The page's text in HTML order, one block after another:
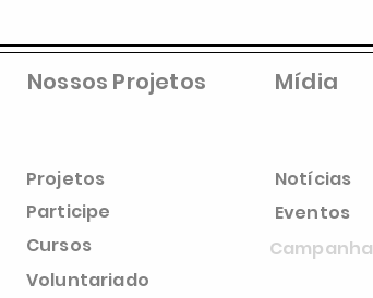
Nossos Projetos
Projetos
Participe
Cursos
Voluntariado
Mídia
Notícias
Eventos
Campanha